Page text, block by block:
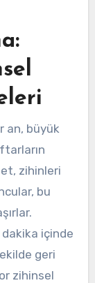
an, büyük
zihinleri
bu
içinde
geri
zihinsel